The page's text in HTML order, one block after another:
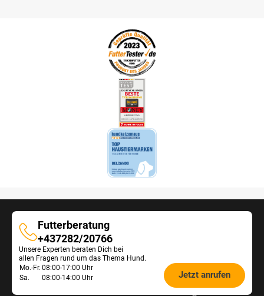
Futterberatung
Futterberatung
+437282/20766
Unsere Experten beraten Dich bei
allen Fragen rund um das Thema Hund.
Öffnungszeiten
Mo.-Fr. 08:00-17:00 Uhr
Sa.
08:00-14:00 Uhr Jetzt anrufen